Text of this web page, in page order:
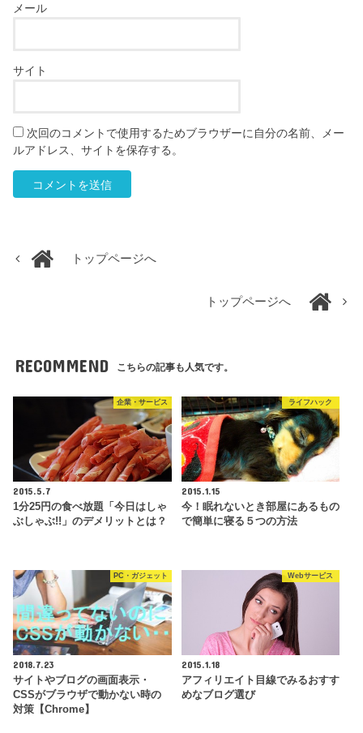
メール
サイト
次回のコメントで使用するためブラウザーに自分の名前、メー
ルアドレス、サイトを保存する。
トップページへ
トップページへ
RECOMMEND こちらの記事も人気です。
企業・サービス
2015.5.7
1分25円の食べ放題「今日はしゃ
ぶしゃぶ!!」のデメリットとは？
ライフハック
2015.1.15
今！眠れないとき部屋にあるもの
で簡単に寝る５つの方法
PC・ガジェット
2018.7.23
サイトやブログの画面表示・
CSSがブラウザで動かない時の
対策【Chrome】
Webサービス
2015.1.18
アフィリエイト目線でみるおすす
めなブログ選び